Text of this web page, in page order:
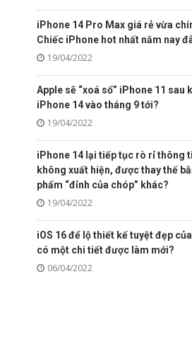
iPhone 14 Pro Max giá rẻ vừa
Chiếc iPhone hot nhất năm nay
19/04/2022
Apple sẽ “xoá sổ” iPhone 11 sau
iPhone 14 vào tháng 9 tới?
19/04/2022
iPhone 14 lại tiếp tục rò rỉ thông
không xuất hiện, được thay thế
phẩm “đỉnh của chóp” khác?
19/04/2022
iOS 16 để lộ thiết kế tuyệt đẹp
có một chi tiết được làm mới?
06/04/2022